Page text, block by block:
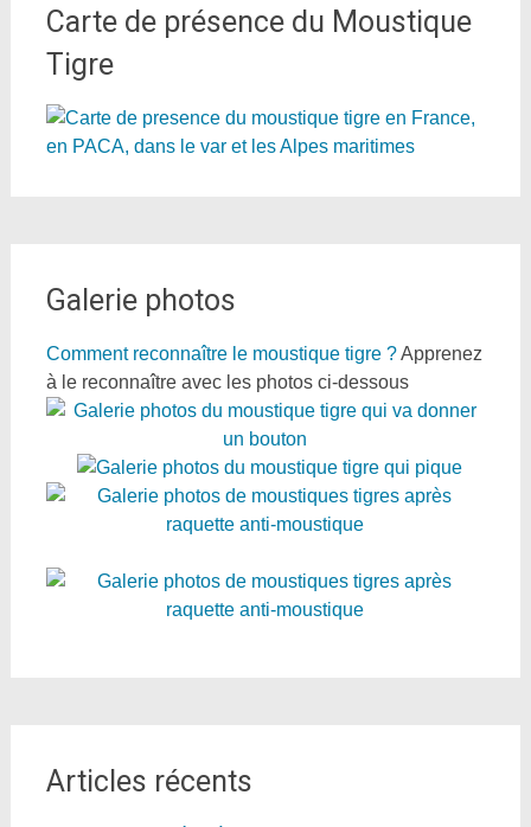
Carte de présence du Moustique
Tigre
Galerie photos
Comment reconnaître le moustique tigre ?Apprenez
à le reconnaître avec les photos ci-dessous
Articles récents